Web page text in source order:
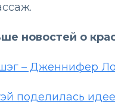
новостей о
– Дженнифер
поделилась